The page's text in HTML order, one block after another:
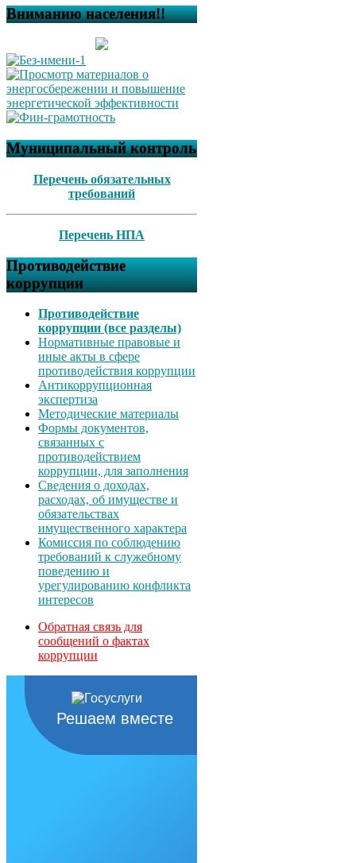
Вниманию населения!!
Муниципальный контроль
Перечень обязательных
требований
Перечень НПА
Противодействие
коррупции
Противодействие
коррупции (все разделы)
Нормативные правовые и
иные акты в сфере
противодействия коррупции
Антикоррупционная
экспертиза
Методические материалы
Формы документов,
связанных с
противодействием
коррупции, для заполнения
Сведения о доходах,
расходах, об имуществе и
обязательствах
имущественного характера
Комиссия по соблюдению
требований к служебному
поведению и
урегулированию конфликта
интересов
Обратная связь для
сообщений о фактах
коррупции
Решаем вместе